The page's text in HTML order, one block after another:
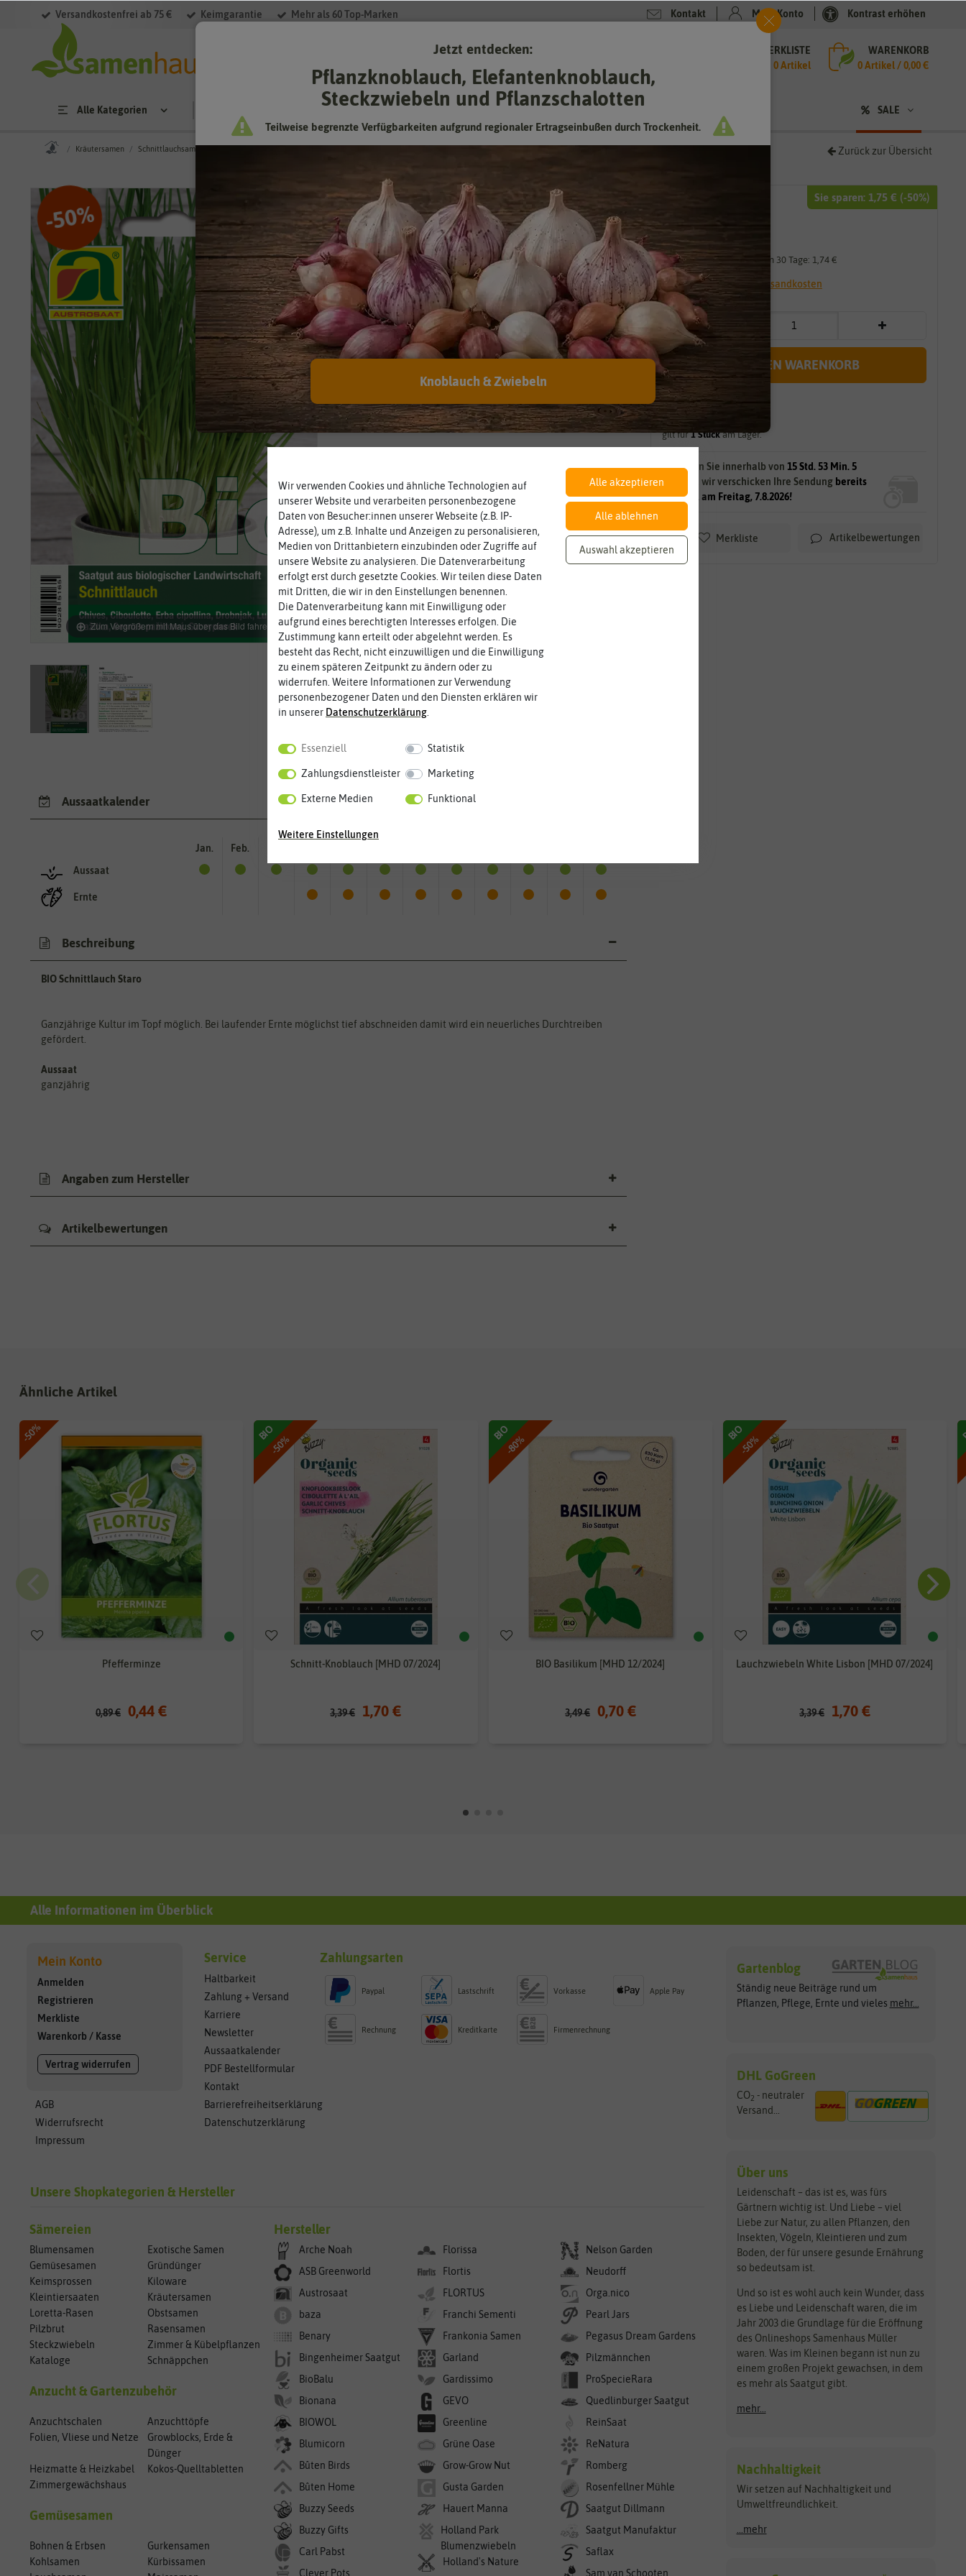
Versandkostenfrei ab 75 € Keimgarantie Mehr als 60 Top-Marken Kontakt Mein Konto Kontrast erhöhen
MERKLISTE
0 Artikel
WARENKORB
0Artikel /0,00 €
Alle Kategorien SALE
Kräutersamen Schnittlauchsamen Zurück zur Übersicht
Zum Vergrößern mit Maus über das Bild fahren
-50%
Sie sparen: 1,75 € (-50%)
1,75 €
Niedrigster Preis der letzten 30 Tage: 1,74 €
* inkl. 7% MwSt. zzgl. Versandkosten
IN DEN WARENKORB
sofort lieferbar
gilt für1Stückam Lager.
Bestellen Sie innerhalb von 15 Std. 53 Min. 4
Sek.
und wir verschicken Ihre Sendung bereits
morgen, am Freitag, 7.8.2026!
Merkliste Artikelbewertungen
BIO Schnittlauch Staro [MHD 12/2023]
Mindesthaltbarkeitsdatum (MHD) überschritten oder
fast erreicht:
Kann man abgelaufenes Saatgut trotzdem noch
verwenden?
Hersteller:
Austrosaat
9001415656852
Verordnung
Saatgut aus Betrieben, die nach
den Richtlinien der biologischen ca. 0,6 gWie viel ist enthalten
Haltbarkeit
min. 12/2023
Zeitpunkt, bis zu dem das Saat-
und Pflanzgut sehr gut keimen
sollte. Standort
sonnig
Wie viel Licht benötigt die
Pflanze? (schattig, halbschattig,
sonnig, vollsonnig)
Aussaatkalender
Aussaat
Ernte
Jan. Feb.
Beschreibung
BIO Schnittlauch Staro
Ganzjährige Kultur im Topf möglich. Bei laufender Ernte möglichst tief abschneiden damit wird ein neuerliches Durchtreiben
gefördert.
Aussaat
ganzjährig
Angaben zum Hersteller
Artikelbewertungen
Ähnliche Artikel
-50%
Pfefferminze
0,89 € 0,44 €
-50%
BIO
Schnitt-Knoblauch [MHD 07/2024]
3,39 € 1,70 €
-80%
BIO
BIO Basilikum [MHD 12/2024]
3,49 € 0,70 €
-50%
BIO
Lauchzwiebeln White Lisbon [MHD 07/2024]
3,39 € 1,70 €
Alle Informationen im Überblick
Mein Konto
Anmelden
Registrieren
Merkliste
Warenkorb / Kasse
Vertrag widerrufen
AGB
Widerrufsrecht
Impressum
Service
Haltbarkeit
Zahlung + Versand
Karriere
Newsletter
Aussaatkalender
PDF Bestellformular
Kontakt
Barrierefreiheitserklärung
Datenschutzerklärung
Zahlungsarten
Paypal Lastschrift Vorkasse Apple Pay
Rechnung Kreditkarte Firmenrechnung
Unsere Shopkategorien & Hersteller
Sämereien
Blumensamen
Exotische Samen
Gemüsesamen
Gründünger
Keimsprossen
Kiloware
Kleintiersaaten
Kräutersamen
Loretta-Rasen
Obstsamen
Pilzbrut
Rasensamen
Steckzwiebeln
Zimmer & Kübelpflanzen
Kataloge
Schnäppchen
Anzucht & Gartenzubehör
Anzuchtschalen
Anzuchttöpfe
Folien, Vliese und Netze
Growblocks, Erde &
Dünger
Heizmatte & Heizkabel
Kokos-Quelltabletten
Zimmergewächshaus
Gemüsesamen
Bohnen & Erbsen
Gurkensamen
Kohlsamen
Kürbissamen
Hersteller
Arche Noah
ASB Greenworld
Austrosaat
baza
Benary
Bingenheimer Saatgut
BioBalu
Bionana
BIOWOL
Blumicorn
Bûten Birds
Bûten Home
Buzzy Seeds
Buzzy Gifts
Carl Pabst
Clever Pots
Florissa
Flortis
FLORTUS
Franchi Sementi
Frankonia Samen
Garland
Gardissimo
GEVO
Greenline
Grüne Oase
Grow-Grow Nut
Gusta Garden
Hauert Manna
Holland Park
Blumenzwiebeln
Holland's Nature
Nelson Garden
Neudorff
Orga.nico
Pearl Jars
Pegasus Dream Gardens
Pilzmännchen
ProSpecieRara
Quedlinburger Saatgut
ReinSaat
ReNatura
Romberg
Rosenfellner Mühle
Saatgut Dillmann
Saatgut Manufaktur
Saflax
Sam van Schooten
Gartenblog
Ständig neue Beiträge rund um
Pflanzen, Pflege, Ernte und vieles mehr...
DHL GoGreen
CO2 - neutraler
Versand...
Über uns
Leidenschaft – das ist es, was fürs
Gärtnern wichtig ist. Und Liebe – viel
Liebe zur Natur, zu allen Pflanzen, den
Insekten, Vögeln, Kleintieren und zum
Boden, der für unsere gesunde Ernährung
so bedeutsam ist.
Und so ist es wohl auch kein Wunder, dass
es Liebe und Leidenschaft waren, die im
Jahr 2003 die Grundlage für die Eröffnung
des Onlineshops Samenhaus Müller
waren. Was im Kleinen begann ist nun zu
einem großen Projekt gewachsen, in dem
es mehr als Saatgut gibt.
mehr...
Nachhaltigkeit
Wir setzen auf Nachhaltigkeit und
Umweltfreundlichkeit.
...mehr
Wir verwenden Cookies und ähnliche Technologien auf
unserer Website und verarbeiten personenbezogene
Daten von Besucher:innen unserer Webseite (z.B. IP-
Adresse), um z.B. Inhalte und Anzeigen zu personalisieren,
Medien von Drittanbietern einzubinden oder Zugriffe auf
unsere Website zu analysieren. Die Datenverarbeitung
erfolgt erst durch gesetzte Cookies. Wir teilen diese Daten
mit Dritten, die wir in den Einstellungen benennen.
Die Datenverarbeitung kann mit Einwilligung oder
aufgrund eines berechtigten Interesses erfolgen. Die
Zustimmung kann erteilt oder abgelehnt werden. Es
besteht das Recht, nicht einzuwilligen und die Einwilligung
zu einem späteren Zeitpunkt zu ändern oder zu
widerrufen. Weitere Informationen zur Verwendung
personenbezogener Daten und den Diensten erklären wir
in unserer Daten­schutz­erklärung
Essenziell Statistik
Zahlungsdienstleister Marketing
Externe Medien Funktional
Weitere Einstellungen
Alle akzeptieren
Alle ablehnen
Auswahl akzeptieren
Jetzt entdecken:
Pflanzknoblauch, Elefantenknoblauch,
Steckzwiebeln und Pflanzschalotten
Teilweise begrenzte Verfügbarkeiten aufgrund regionaler Ertragseinbußen durch Trockenheit.
Knoblauch & Zwiebeln